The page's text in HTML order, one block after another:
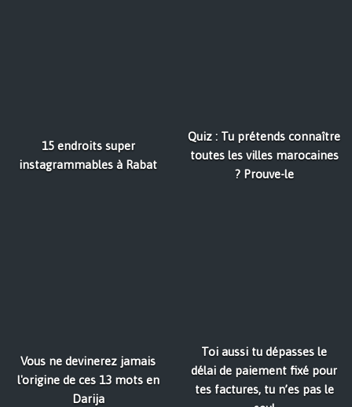
15 endroits super
instagrammables à Rabat
Quiz : Tu prétends connaître
toutes les villes marocaines
? Prouve-le
Vous ne devinerez jamais
l'origine de ces 13 mots en
Darija
Toi aussi tu dépasses le
délai de paiement fixé pour
tes factures, tu n’es pas le